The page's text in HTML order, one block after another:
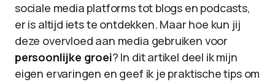
sociale media platforms tot blogs en podcasts,
er is altijd iets te ontdekken. Maar hoe kun jij
deze overvloed aan media gebruiken voor
persoonlijke groei? In dit artikel deel ik mijn
eigen ervaringen en geef ik je praktische tips om